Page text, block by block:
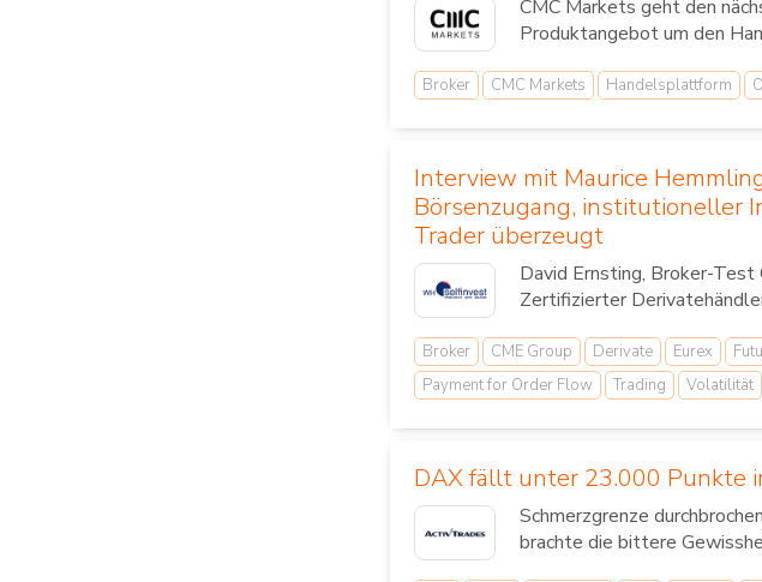
CMC Markets geht den
Produktangebot um den
Broker CMC Markets Handelsplattform
Interview mit Maurice
Börsenzugang, institutioneller
Trader überzeugt
David Ernsting, Broker-Test
Zertifizierter
Broker CME Group Derivate Eurex
Payment for Order Flow
Trading Volatilität
DAX fällt unter 23.000 Punkte
Schmerzgrenze
brachte die bittere